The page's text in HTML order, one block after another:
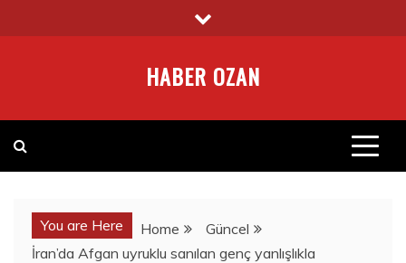
to
HABER OZAN
You are Here Home
Güncel
İran’da Afgan uyruklu sanılan genç yanlışlıkla